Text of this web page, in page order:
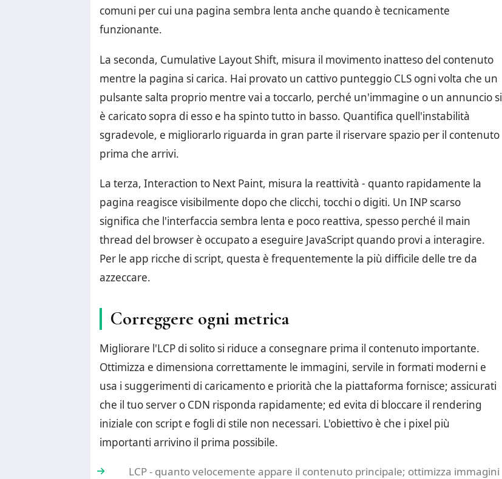
comuni per cui una pagina sembra lenta anche quando è tecnicamente
funzionante.
La seconda, Cumulative Layout Shift, misura il movimento inatteso del contenuto
mentre la pagina si carica. Hai provato un cattivo punteggio CLS ogni volta che un
pulsante salta proprio mentre vai a toccarlo, perché un'immagine o un annuncio si
è caricato sopra di esso e ha spinto tutto in basso. Quantifica quell'instabilità
sgradevole, e migliorarlo riguarda in gran parte il riservare spazio per il contenuto
prima che arrivi.
La terza, Interaction to Next Paint, misura la reattività - quanto rapidamente la
pagina reagisce visibilmente dopo che clicchi, tocchi o digiti. Un INP scarso
significa che l'interfaccia sembra lenta e poco reattiva, spesso perché il main
thread del browser è occupato a eseguire JavaScript quando provi a interagire.
Per le app ricche di script, questa è frequentemente la più difficile delle tre da
azzeccare.
Correggere ogni metrica
Migliorare l'LCP di solito si riduce a consegnare prima il contenuto importante.
Ottimizza e dimensiona correttamente le immagini, servile in formati moderni e
usa i suggerimenti di caricamento e priorità che la piattaforma fornisce; assicurati
che il tuo server o CDN risponda rapidamente; ed evita di bloccare il rendering
iniziale con script e fogli di stile non necessari. L'obiettivo è che i pixel più
importanti arrivino il prima possibile.
LCP - quanto velocemente appare il contenuto principale; ottimizza immagini